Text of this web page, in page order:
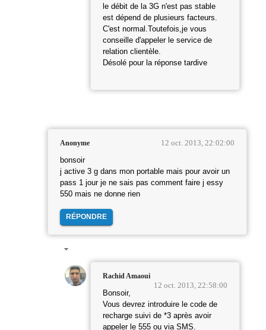
le débit de la 3G n'est pas stable
est dépend de plusieurs facteurs.
C'est normal.Toutefois,je vous
conseille d'appeler le service de
relation clientèle.
Désolé pour la réponse tardive
Anonyme 12 oct. 2013, 22:02:00
bonsoir
j active 3 g dans mon portable mais pour avoir un
pass 1 jour je ne sais pas comment faire j essy
550 mais ne donne rien
RÉPONDRE
Rachid Amaoui
12 oct. 2013, 22:58:00
Bonsoir,
Vous devrez introduire le code de
recharge suivi de *3 après avoir
appeler le 555 ou via SMS.